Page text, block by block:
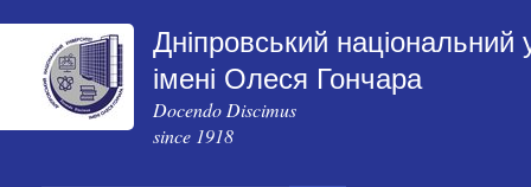
Дніпровський національний
імені Олеся Гончара
Docendo Discimus
since 1918